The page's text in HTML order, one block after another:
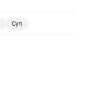
Суп